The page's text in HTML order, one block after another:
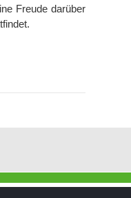
Freude darüber